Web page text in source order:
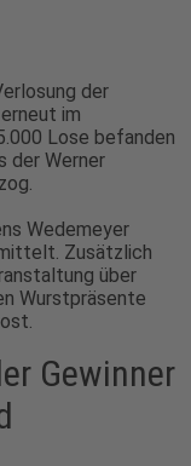
der
im
Lose befanden
der Werner
Wedemeyer
Zusätzlich
über
Wurstpräsente
Gewinner